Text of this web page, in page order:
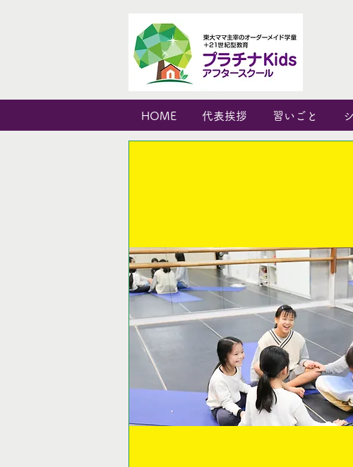
HOME 代表挨拶 習いごと